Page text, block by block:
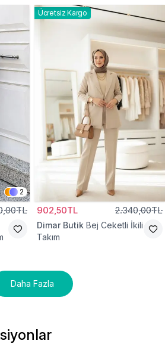
2
Ücretsiz Kargo
902,50TL 2.340,00TL
Dimar Butik Bej Ceketli İkili
Takım
Daha Fazla